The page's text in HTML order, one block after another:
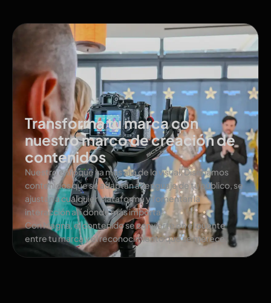
Transforma tu marca con
nuestro marco de creación de
contenidos
Nuestro enfoque va más allá de lo visual. Diseñamos
contenidos que se adaptan al lenguaje de tu público, se
ajustan a cualquier plataforma y fomentan la
interacción allí donde más importa.
Con Magna, el contenido se convierte en el puente
entre tu marca y el reconocimiento que se merece.